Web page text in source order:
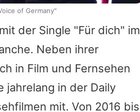
der Single "Für dich" im
Neben ihrer
in Film und Fernsehen
jahrelang in der Daily
mit. Von 2016 bis
of Germany"